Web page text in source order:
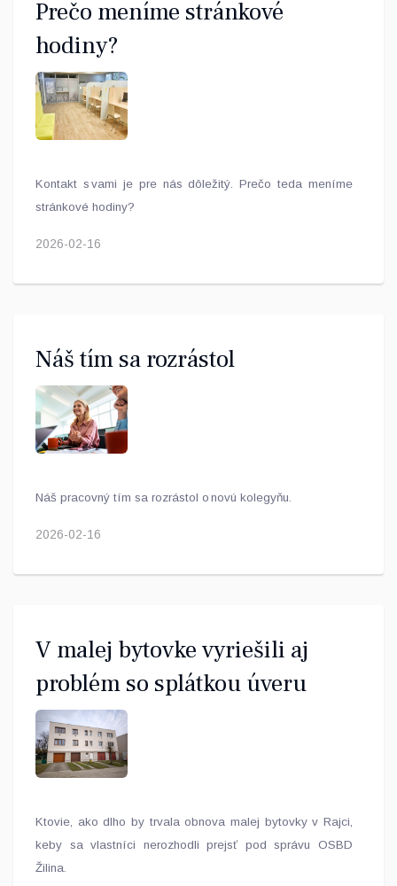
Prečo meníme stránkové
hodiny?
Kontakt s vami je pre nás dôležitý. Prečo teda meníme
stránkové hodiny?
2026-02-16
Náš tím sa rozrástol
Náš pracovný tím sa rozrástol o novú kolegyňu.
2026-02-16
V malej bytovke vyriešili aj
problém so splátkou úveru
Ktovie, ako dlho by trvala obnova malej bytovky v Rajci,
keby sa vlastníci nerozhodli prejsť pod správu OSBD
Žilina.